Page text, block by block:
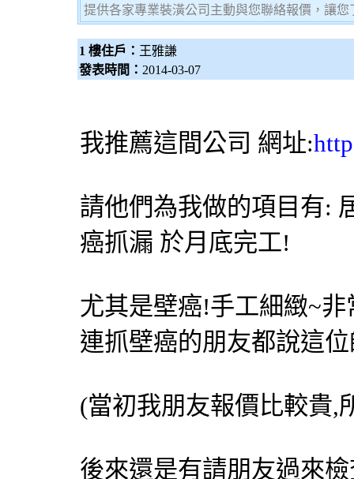
提供各家專業裝潢公司主動與您聯絡報價，讓
1 樓住戶： 王雅謙
發表時間： 2014-03-07
我推薦這間公司 網址:
請他們為我做的項目有:
癌抓漏 於月底完工!
尤其是壁癌!手工細緻~
連抓壁癌的朋友都說這
(當初我朋友報價比較貴,
後來還是有請朋友過來